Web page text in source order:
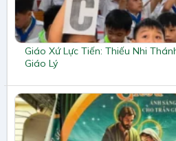
Giáo Xứ Lực Tiến: Thiếu Nhi
Giáo Lý